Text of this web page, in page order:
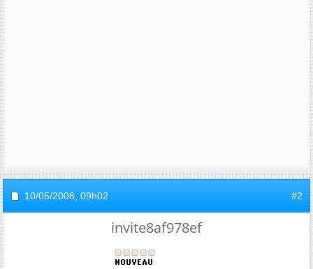
10/05/2008, 09h02 #2
invite8af978ef